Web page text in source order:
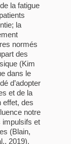
la fatigue
la
normés
des
(Kim
dans le
d’adopter
et de la
effet, des
notre
impulsifs et
(Blain,
2019).